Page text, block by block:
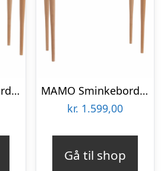
MAMO Sminkebord med spejl, 65x35cm, Hvid
MAMO Sminkebord med spejl, 65x35cm, Gul
kr. 1.599,00
Gå til shop